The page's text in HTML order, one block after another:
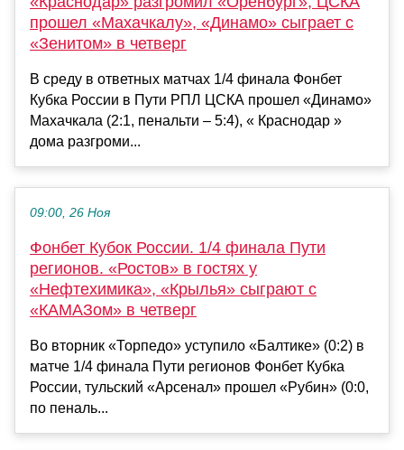
прошел «Махачкалу», «Динамо» сыграет с
«Зенитом» в четверг
В среду в ответных матчах 1/4 финала Фонбет
Кубка России в Пути РПЛ ЦСКА прошел «Динамо»
Махачкала (2:1, пенальти – 5:4), « Краснодар »
дома разгроми...
09:00, 26 Ноя
Фонбет Кубок России. 1/4 финала Пути
регионов. «Ростов» в гостях у
«Нефтехимика», «Крылья» сыграют с
«КАМАЗом» в четверг
Во вторник «Торпедо» уступило «Балтике» (0:2) в
матче 1/4 финала Пути регионов Фонбет Кубка
России, тульский «Арсенал» прошел «Рубин» (0:0,
по пеналь...